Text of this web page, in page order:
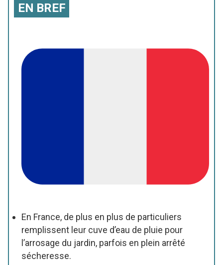
EN BREF
En France, de plus en plus de particuliers
remplissent leur cuve d’eau de pluie pour
l’arrosage du jardin, parfois en plein arrêté
sécheresse.